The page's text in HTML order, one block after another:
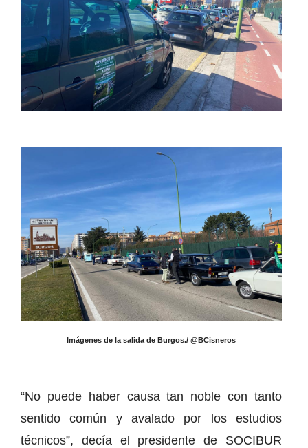
Imágenes de la salida de Burgos./ @BCisneros
“No puede haber causa tan noble con tanto
sentido común y avalado por los estudios
técnicos”, decía el presidente de SOCIBUR